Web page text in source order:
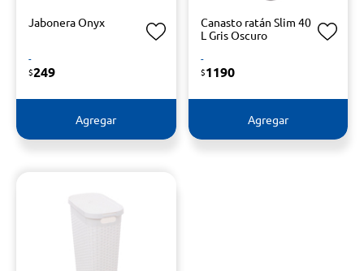
Jabonera Onyx
-
$249
Agregar
Canasto ratán Slim 40
L Gris Oscuro
-
$1190
Agregar